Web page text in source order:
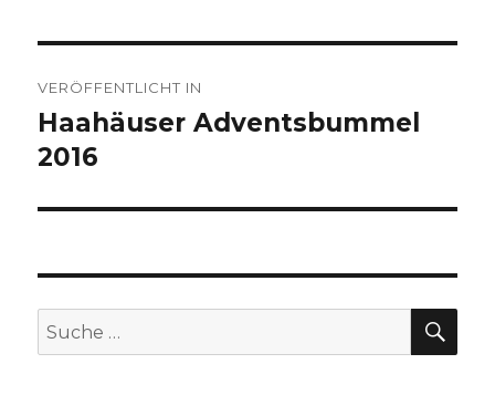
VERÖFFENTLICHT IN
Haahäuser Adventsbummel
2016
Suche
nach: